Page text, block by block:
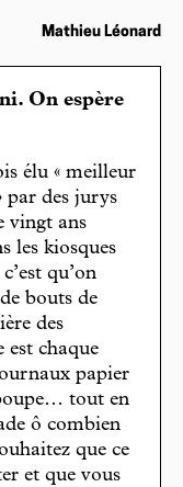
Mathieu Léonard
On espère
élu « meilleur
par des jurys
vingt ans
les kiosques
qu’on
bouts de
des
est chaque
papier
tout en
ô combien
que ce
et que vous